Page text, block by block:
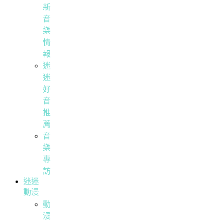
新
音
樂
情
報
迷
迷
好
音
推
薦
音
樂
專
訪
迷迷
動漫
動
漫